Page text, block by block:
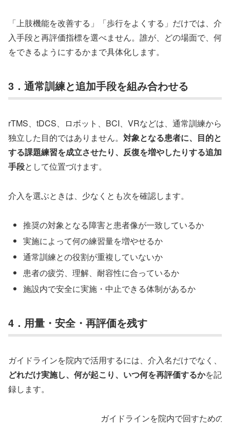
「上肢機能を改善する」「歩行をよくする」だけでは、介
入手段と再評価指標を選べません。誰が、どの場面で、何
をできるようにするかまで具体化します。
3．通常訓練と追加手段を組み合わせる
rTMS、tDCS、ロボット、BCI、VRなどは、通常訓練から
独立した目的ではありません。 対象となる患者に、目的と
する課題練習を成立させたり、反復を増やしたりする追加
手段として位置づけます。
介入を選ぶときは、少なくとも次を確認します。
推奨の対象となる障害と患者像が一致しているか
実施によって何の練習量を増やせるか
通常訓練との役割が重複していないか
患者の疲労、理解、耐容性に合っているか
施設内で安全に実施・中止できる体制があるか
4．用量・安全・再評価を残す
ガイドラインを院内で活用するには、介入名だけでなく、
どれだけ実施し、何が起こり、いつ何を再評価するかを記
録します。
ガイドラインを院内で回すための